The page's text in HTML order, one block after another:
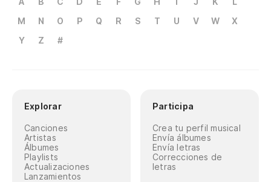
M
N O P Q R S T U V W
X
Y
Z #
Explorar
Canciones
Artistas
Álbumes
Playlists
Actualizaciones
Lanzamientos
Participa
Crea tu perfil musical
Envía álbumes
Envía letras
Correcciones de
letras